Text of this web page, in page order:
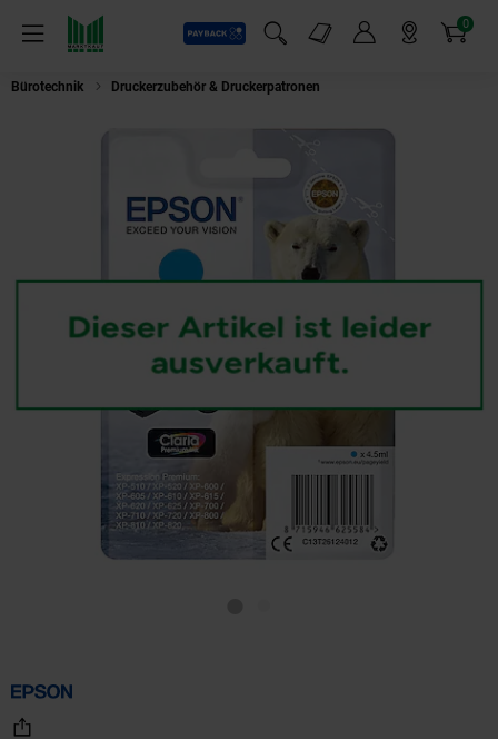
Menü
Payback
Suchfeld einblenden
Markt-Angebote 0
Artikel
Bürotechnik Druckerzubehör & Druckerpatronen